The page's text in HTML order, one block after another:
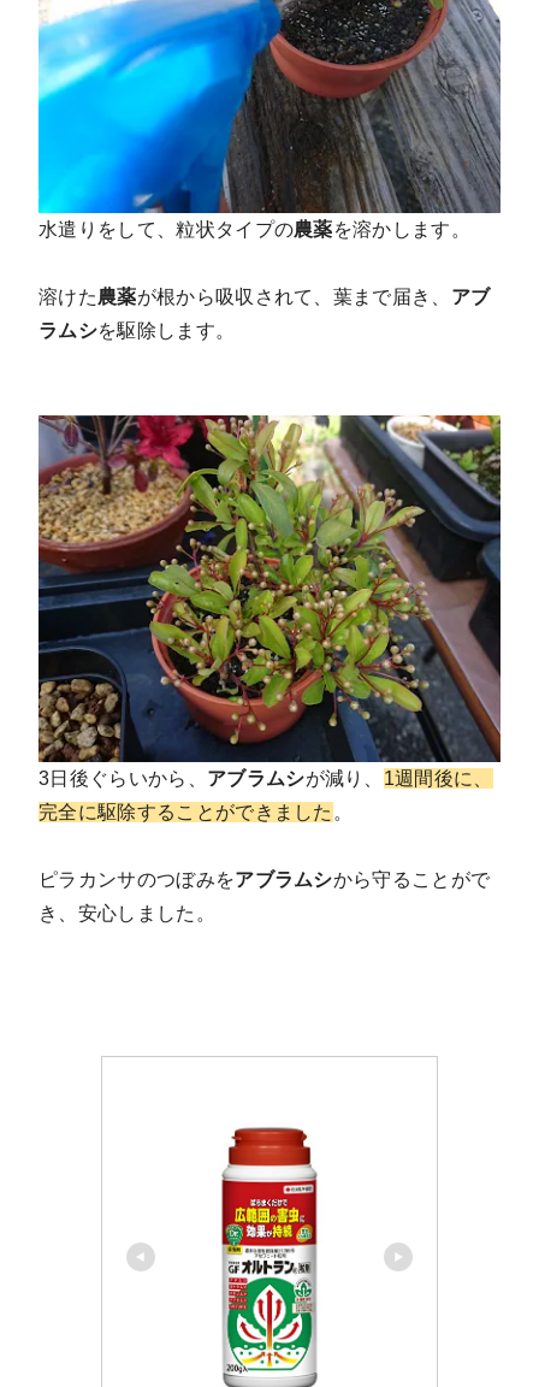
水遣りをして、粒状タイプの農薬を溶かします。
溶けた農薬が根から吸収されて、葉まで届き、 アブ
ラムシを駆除します。
3日後ぐらいから、 アブラムシが減り、 1週間後に、
完全に駆除することができました 。
ピラカンサのつぼみをアブラムシから守ることがで
き、安心しました。